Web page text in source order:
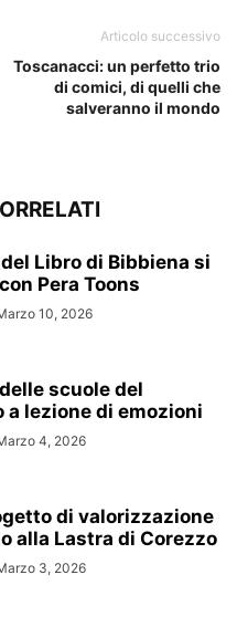
Articolo successivo
Toscanacci: un perfetto trio
di comici, di quelli che
salveranno il mondo
Libro di Bibbiena si
Pera Toons
10, 2026
scuole del
a lezione di emozioni
4, 2026
di valorizzazione
alla Lastra di Corezzo
3, 2026